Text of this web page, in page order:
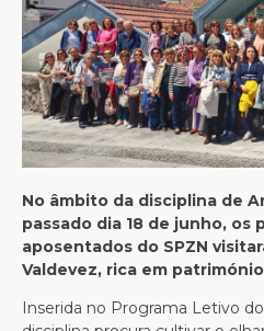
No âmbito da disciplina de
passado dia 18 de junho, os
aposentados do SPZN
Valdevez, rica em
Inserida no Programa Letivo